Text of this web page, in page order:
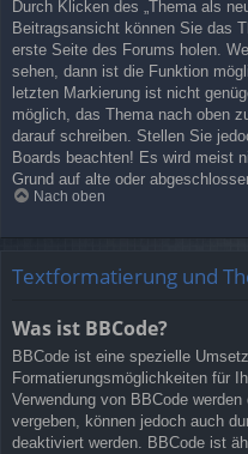
Durch Klicken des „Thema als
Beitragsansicht können Sie das
erste Seite des Forums holen.
sehen, dann ist die Funktion
letzten Markierung ist nicht
möglich, das Thema nach oben
darauf schreiben. Stellen Sie
Boards beachten! Es wird meist
Grund auf alte oder
Nach oben
Textformatierung und
Was ist BBCode?
BBCode ist eine spezielle
Formatierungsmöglichkeiten für
Verwendung von BBCode
vergeben, können jedoch auch
deaktiviert werden. BBCode ist